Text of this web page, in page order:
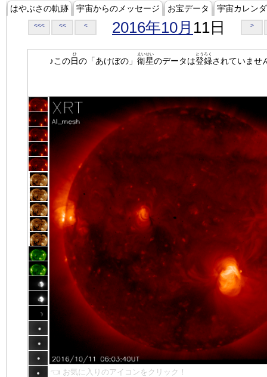
はやぶさの軌跡 宇宙からのメッセージ お宝データ 宇宙カレン
<<< << < 2016年10月 11日 >
♪この日
ひ
の「あけぼの」 衛星
えいせい
のデータは登録
とうろく
されていませ
👈 お気に入りのアイコンをクリック！